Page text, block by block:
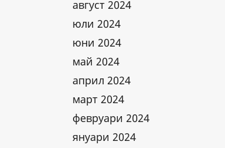
август 2024
юли 2024
юни 2024
май 2024
април 2024
март 2024
февруари 2024
януари 2024